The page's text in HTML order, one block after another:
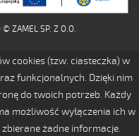
© ZAMEL SP. Z O.O.
cookies (tzw. ciasteczka) w
funkcjonalnych. Dzięki nim
do twoich potrzeb. Każdy
możliwość wyłączenia ich w
żadne informacje.